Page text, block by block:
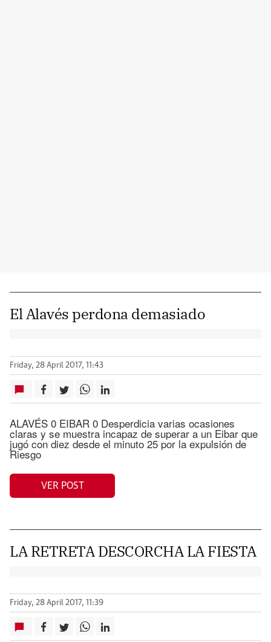
El Alavés perdona demasiado
Friday, 28 April 2017, 11:43
ALAVÉS 0 EIBAR 0 Desperdicia varias ocasiones
claras y se muestra incapaz de superar a un Eibar que
jugó con diez desde el minuto 25 por la expulsión de
Riesgo
VER POST
LA RETRETA DESCORCHA LA FIESTA
Friday, 28 April 2017, 11:39